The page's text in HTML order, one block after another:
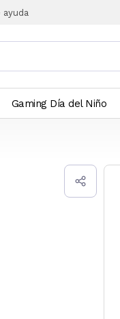
ayuda
Gaming Día del Niño